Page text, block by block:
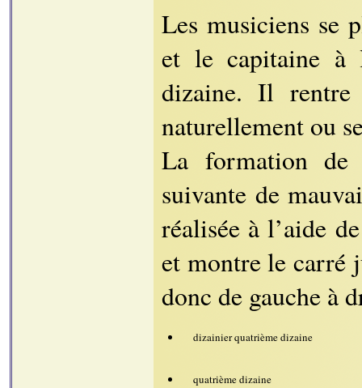
Les musiciens se
et le capitaine à
dizaine. Il
naturellement ou
La formation de
suivante de
réalisée à l’aide
et montre le carré
donc de gauche à
dizainier quatrième dizaine
quatrième dizaine